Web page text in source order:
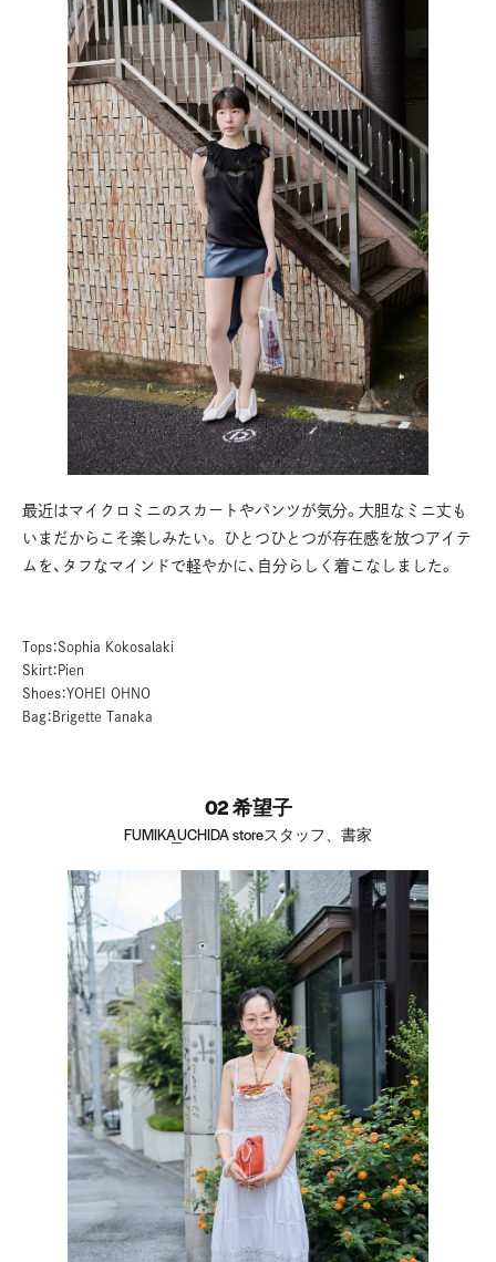
最近はマイクロミニのスカートやパンツが気分。大胆なミニ丈も
いまだからこそ楽しみたい。 ひとつひとつが存在感を放つアイテ
ムを、タフなマインドで軽やかに、自分らしく着こなしました。
Tops：Sophia Kokosalaki
Skirt：Pien
Shoes：YOHEI OHNO
Bag：Brigette Tanaka
02 希望子
FUMIKA_UCHIDA storeスタッフ、書家